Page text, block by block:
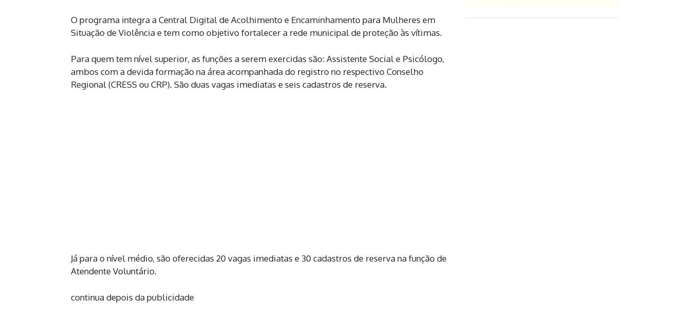
O programa integra a Central Digital de Acolhimento e Encaminhamento para Mulheres em
Situação de Violência e tem como objetivo fortalecer a rede municipal de proteção às vítimas.
Para quem tem nível superior, as funções a serem exercidas são: Assistente Social e Psicólogo,
ambos com a devida formação na área acompanhada do registro no respectivo Conselho
Regional (CRESS ou CRP). São duas vagas imediatas e seis cadastros de reserva.
Já para o nível médio, são oferecidas 20 vagas imediatas e 30 cadastros de reserva na função de
Atendente Voluntário.
continua depois da publicidade